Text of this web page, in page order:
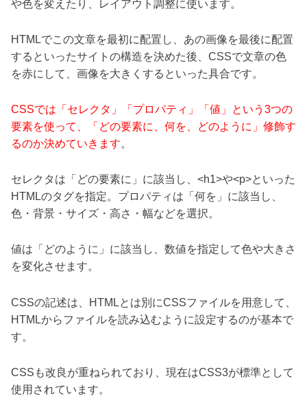
や色を変えたり、レイアウト調整に使います。
HTMLでこの文章を最初に配置し、あの画像を最後に配置
するといったサイトの構造を決めた後、CSSで文章の色
を赤にして、画像を大きくするといった具合です。
CSSでは「セレクタ」「プロパティ」「値」という3つの
要素を使って、「どの要素に、何を、どのように」修飾す
るのか決めていきます。
セレクタは「どの要素に」に該当し、<h1>や<p>といった
HTMLのタグを指定。プロパティは「何を」に該当し、
色・背景・サイズ・高さ・幅などを選択。
値は「どのように」に該当し、数値を指定して色や大きさ
を変化させます。
CSSの記述は、HTMLとは別にCSSファイルを用意して、
HTMLからファイルを読み込むように設定するのが基本で
す。
CSSも改良が重ねられており、現在はCSS3が標準として
使用されています。